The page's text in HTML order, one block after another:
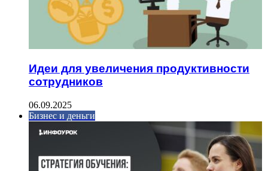
Идеи для увеличения продуктивности
сотрудников
06.09.2025
Бизнес и деньги